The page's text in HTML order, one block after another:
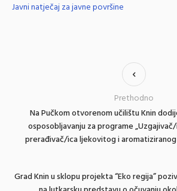
Javni natječaj za javne površine
Na Pučkom otvorenom učilištu Knin
osposobljavanju za programe
prerađivač/ica ljekovitog i aromatiziranog
Prethodno
Grad Knin u sklopu projekta “Eko regija”